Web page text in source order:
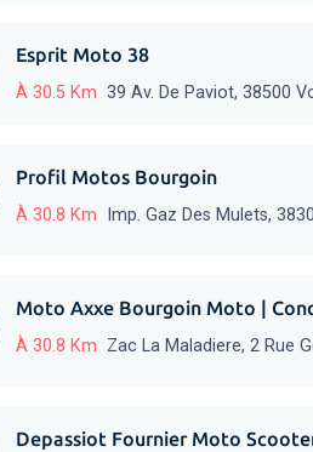
Esprit Moto 38
À 30.5 Km 39 Av. De Paviot, 38500
Profil Motos Bourgoin
À 30.8 Km Imp. Gaz Des Mulets,
Moto Axxe Bourgoin Moto |
À 30.8 Km Zac La Maladiere, 2 Rue
Depassiot Fournier Moto